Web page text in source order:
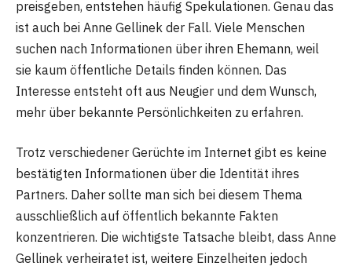
preisgeben, entstehen häufig Spekulationen. Genau das
ist auch bei Anne Gellinek der Fall. Viele Menschen
suchen nach Informationen über ihren Ehemann, weil
sie kaum öffentliche Details finden können. Das
Interesse entsteht oft aus Neugier und dem Wunsch,
mehr über bekannte Persönlichkeiten zu erfahren.
Trotz verschiedener Gerüchte im Internet gibt es keine
bestätigten Informationen über die Identität ihres
Partners. Daher sollte man sich bei diesem Thema
ausschließlich auf öffentlich bekannte Fakten
konzentrieren. Die wichtigste Tatsache bleibt, dass Anne
Gellinek verheiratet ist, weitere Einzelheiten jedoch